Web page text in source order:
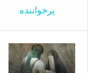
پرخواننده